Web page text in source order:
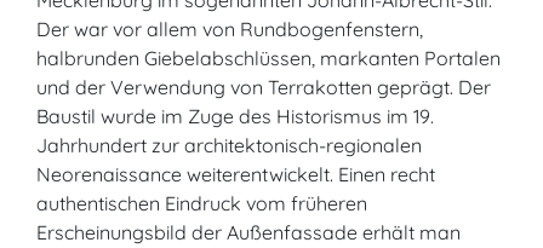
Der war vor allem von Rundbogenfenstern,
halbrunden Giebelabschlüssen, markanten Portalen
und der Verwendung von Terrakotten geprägt. Der
Baustil wurde im Zuge des Historismus im 19.
Jahrhundert zur architektonisch-regionalen
Neorenaissance weiterentwickelt. Einen recht
authentischen Eindruck vom früheren
Erscheinungsbild der Außenfassade erhält man